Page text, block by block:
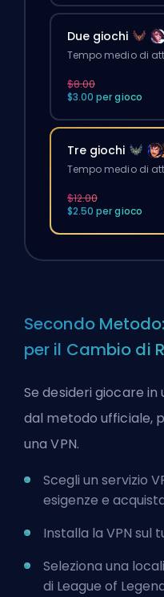
Due giochi
Tempo medio di
$8.00
$3.00 per gioco
Tre giochi
Tempo medio di
$12.00
$2.50 per gioco
Secondo
per il Cambio di
Se desideri giocare
dal metodo ufficiale,
una VPN.
Scegli un servizio
esigenze e
Installa la VPN sul
Seleziona una
di League of